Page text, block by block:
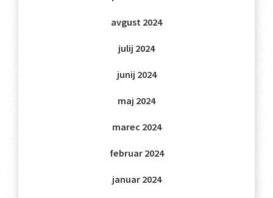
avgust 2024
julij 2024
junij 2024
maj 2024
marec 2024
februar 2024
januar 2024